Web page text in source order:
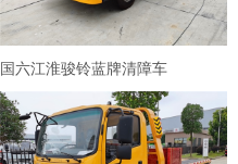
国六江淮骏铃蓝牌清障车